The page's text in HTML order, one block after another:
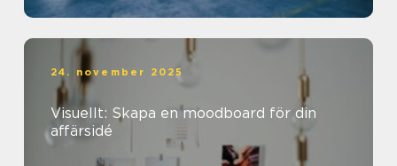
24. november 2025
Visuellt: Skapa en moodboard för din
affärsidé